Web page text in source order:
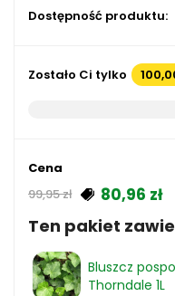
Dostępność produktu:
Zostało Ci tylko
Cena
99,95 zł
80,96 zł
Ten pakiet
Bluszcz
Thorndale 1L